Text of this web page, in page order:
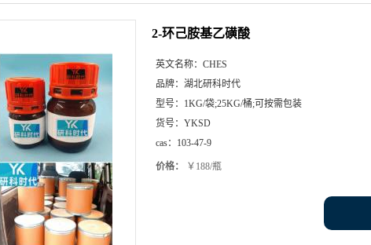
2-环己胺基乙磺酸
英文名称： CHES
品牌： 湖北研科时代
型号： 1KG/袋;25KG/桶;可按需包装
货号： YKSD
cas： 103-47-9
价格： ￥188/瓶